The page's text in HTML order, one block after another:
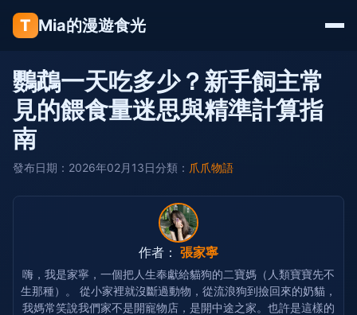
T Mia的漫遊食光
鸚鵡一天吃多少？新手飼主常
見的餵食量迷思與精準計算指
南
發布日期：2026年02月13日分類： 爪爪物語
作者： 張家寧
嗨，我是家寧，一個把人生奉獻給貓狗的二寶媽（人類寶寶先不
生那種）。 從小家裡就沒斷過動物，從流浪狗到撿回來的奶貓，
我媽常笑說我們家不是開寵物店，是開中途之家。也許是這樣的